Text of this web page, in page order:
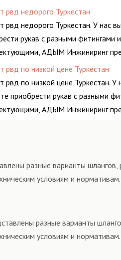
шлангов высокого давления.
помогут решить любую сложную
рвд недорого Туркестан
рвд недорого Туркестан. У нас
рукав с разными фитингами и
АДЫМ Инжиниринг
шлангов высокого давления.
помогут решить любую сложную
рвд по низкой цене Туркестан
рвд по низкой цене Туркестан. У
приобрести рукав с разными
АДЫМ Инжиниринг
разные варианты шлангов,
условиям и нормативам.
разные варианты
условиям и нормативам.